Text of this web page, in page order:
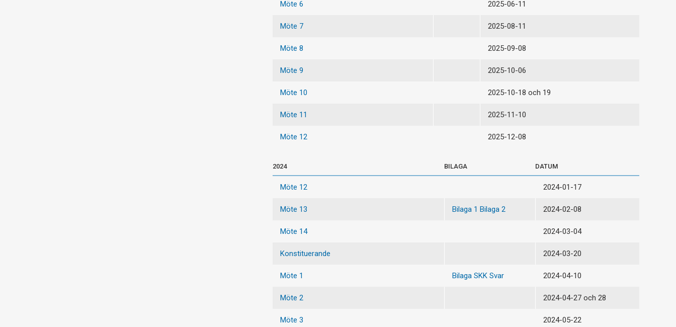
Möte 6 2025-06-11
Möte 7 2025-08-11
Möte 8 2025-09-08
Möte 9 2025-10-06
Möte 10 2025-10-18 och 19
Möte 11 2025-11-10
Möte 12 2025-12-08
2024 BILAGA DATUM
Möte 12 2024-01-17
Möte 13 Bilaga 1 Bilaga 2 2024-02-08
Möte 14 2024-03-04
Konstituerande 2024-03-20
Möte 1 Bilaga SKK Svar 2024-04-10
Möte 2 2024-04-27 och 28
Möte 3 2024-05-22